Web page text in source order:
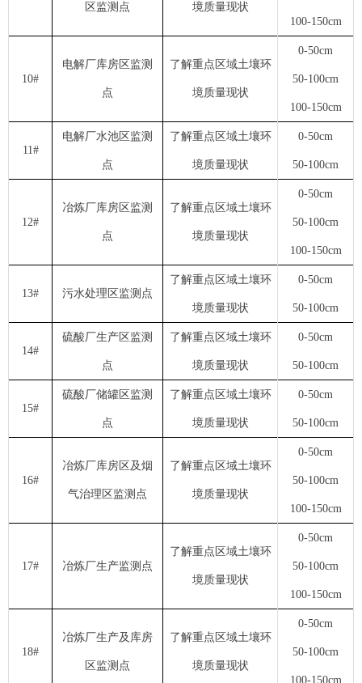
区监测点 境质量现状
100-150cm
10#
电解厂库房区监测
点
了解重点区域土壤环
境质量现状
0-50cm
50-100cm
100-150cm
11#
电解厂水池区监测
点
了解重点区域土壤环
境质量现状
0-50cm
50-100cm
12#
冶炼厂库房区监测
点
了解重点区域土壤环
境质量现状
0-50cm
50-100cm
100-150cm
13# 污水处理区监测点
了解重点区域土壤环
境质量现状
0-50cm
50-100cm
14#
硫酸厂生产区监测
点
了解重点区域土壤环
境质量现状
0-50cm
50-100cm
15#
硫酸厂储罐区监测
点
了解重点区域土壤环
境质量现状
0-50cm
50-100cm
16#
冶炼厂库房区及烟
气治理区监测点
了解重点区域土壤环
境质量现状
0-50cm
50-100cm
100-150cm
17# 冶炼厂生产监测点
了解重点区域土壤环
境质量现状
0-50cm
50-100cm
100-150cm
18#
冶炼厂生产及库房
区监测点
了解重点区域土壤环
境质量现状
0-50cm
50-100cm
100-150cm